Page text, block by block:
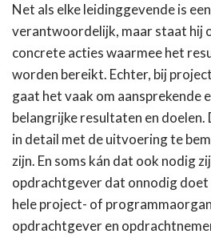
Net als elke leidinggevende is
verantwoordelijk, maar staat hij
concrete acties waarmee het
worden bereikt. Echter, bij
gaat het vaak om aansprekende
belangrijke resultaten en doelen.
in detail met de uitvoering te
zijn. En soms kán dat ook nodig
opdrachtgever dat onnodig
hele project- of
opdrachtgever en